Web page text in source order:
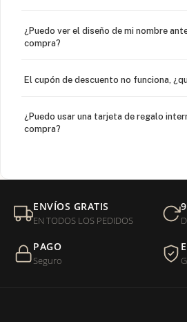
¿Puedo ver el diseño de mi nombre
compra?
El cupón de descuento no funciona,
¿Puedo usar una tarjeta de regalo
compra?
Mi orden fue devuelta por USPS, ¿qué
entregada?
¿Sus productos son libres de níquel?
ENVÍOS GRATIS
EN TODOS LOS PEDIDOS
PAGO
Seguro